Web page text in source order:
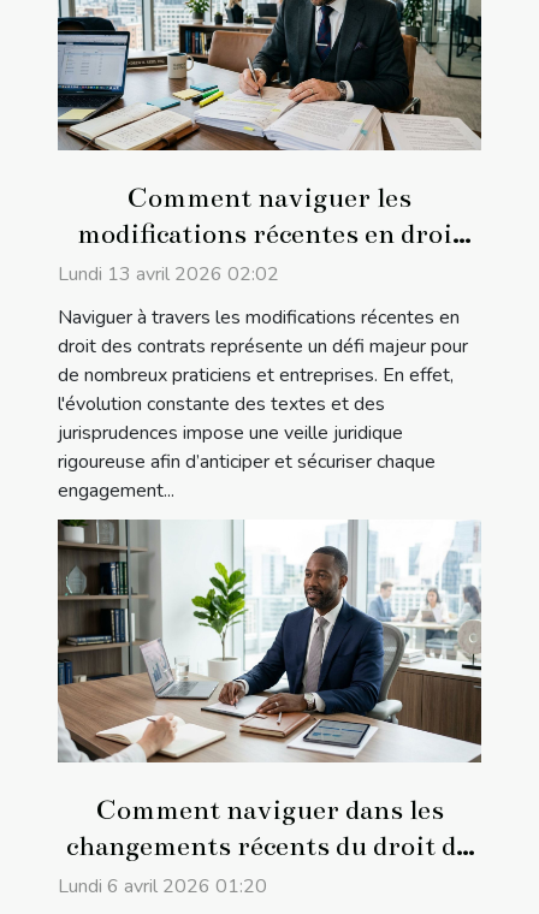
Comment naviguer les
modifications récentes en droit
des contrats ?
Lundi 13 avril 2026 02:02
Naviguer à travers les modifications récentes en
droit des contrats représente un défi majeur pour
de nombreux praticiens et entreprises. En effet,
l'évolution constante des textes et des
jurisprudences impose une veille juridique
rigoureuse afin d’anticiper et sécuriser chaque
engagement...
Comment naviguer dans les
changements récents du droit du
travail ?
Lundi 6 avril 2026 01:20